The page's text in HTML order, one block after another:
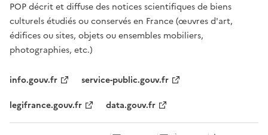
POP décrit et diffuse des notices scientifiques de biens
culturels étudiés ou conservés en France (œuvres d'art,
édifices ou sites, objets ou ensembles mobiliers,
photographies, etc.)
info.gouv.fr
service-public.gouv.fr
legifrance.gouv.fr
data.gouv.fr